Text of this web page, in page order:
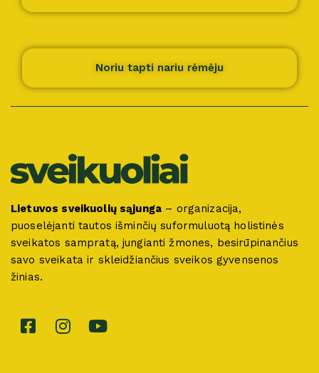
Noriu tapti nariu rėmėju
Lietuvos sveikuolių sąjunga – organizacija,
puoselėjanti tautos išminčių suformuluotą holistinės
sveikatos sampratą, jungianti žmones, besirūpinančius
savo sveikata ir skleidžiančius sveikos gyvensenos
žinias.